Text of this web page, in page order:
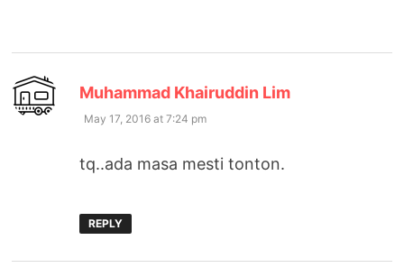
Muhammad Khairuddin Lim
May 17, 2016 at 7:24 pm
tq..ada masa mesti tonton.
REPLY